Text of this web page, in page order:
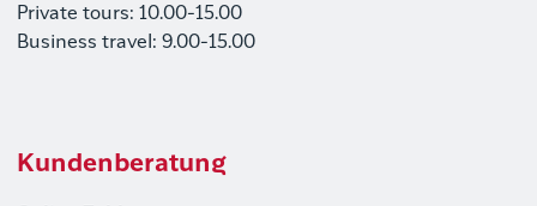
Private tours: 10.00-15.00
Business travel: 9.00-15.00
Kundenberatung